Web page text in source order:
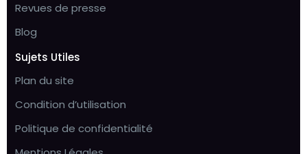
Revues de presse
Blog
Sujets Utiles
Plan du site
Condition d’utilisation
Politique de confidentialité